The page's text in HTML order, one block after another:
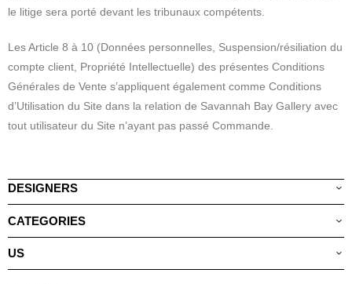
le litige sera porté devant les tribunaux compétents.
Les Article 8 à 10 (Données personnelles, Suspension/résiliation du
compte client, Propriété Intellectuelle) des présentes Conditions
Générales de Vente s’appliquent également comme Conditions
d’Utilisation du Site dans la relation de Savannah Bay Gallery avec
tout utilisateur du Site n’ayant pas passé Commande.
DESIGNERS
CATEGORIES
US